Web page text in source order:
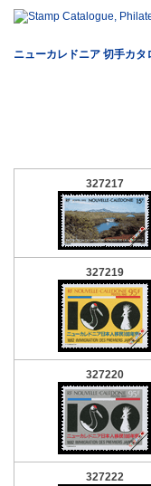
ニューカレドニア 切手カタ
327217
327219
327220
327222